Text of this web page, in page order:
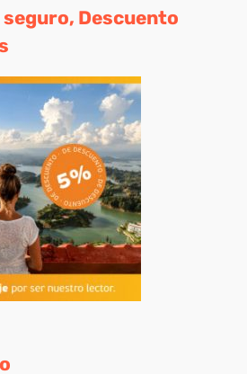
seguro, Descuento